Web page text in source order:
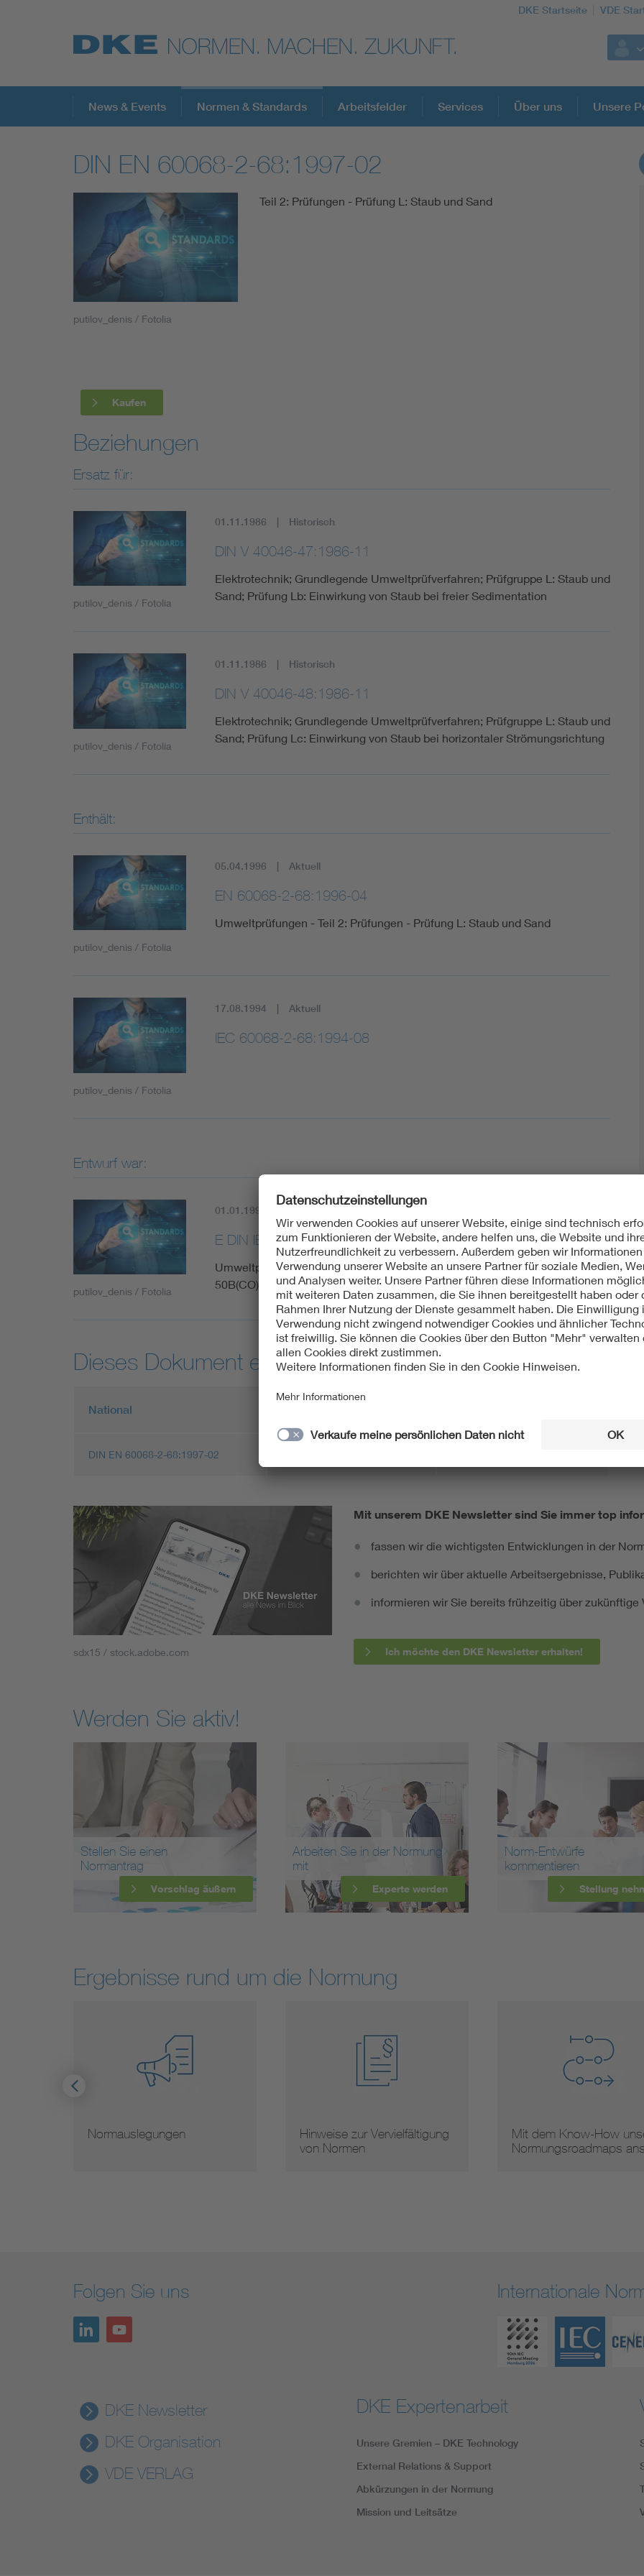
DKE Startseite VDE
Top-Themen
VDE Fokusthemen
Digital Security
Energy
Mobility
Smart Cities
DKE Fachinformationen im Kontext der
Blitzschutz: DIN EN 62305 in der Übersicht
News & Events Normen & Standards Arbeitsfelder Services Über uns Unsere
DIN EN 60068-2-68:1997-02
putilov_denis / Fotolia
Teil 2: Prüfungen - Prüfung L: Staub und Sand
Kaufen
Beziehungen
Ersatz für:
putilov_denis / Fotolia
01.11.1986 Historisch
DIN V 40046-47:1986-11
Elektrotechnik; Grundlegende Umweltprüfverfahren; Prüfgruppe L: Staub und
Sand; Prüfung Lb: Einwirkung von Staub bei freier Sedimentation
putilov_denis / Fotolia
01.11.1986 Historisch
DIN V 40046-48:1986-11
Elektrotechnik; Grundlegende Umweltprüfverfahren; Prüfgruppe L: Staub und
Sand; Prüfung Lc: Einwirkung von Staub bei horizontaler Strömungsrichtung
Enthält:
putilov_denis / Fotolia
05.04.1996 Aktuell
EN 60068-2-68:1996-04
Umweltprüfungen - Teil 2: Prüfungen - Prüfung L: Staub und Sand
putilov_denis / Fotolia
17.08.1994 Aktuell
IEC 60068-2-68:1994-08
Entwurf war:
putilov_denis / Fotolia
01.01.1993
E DIN IEC 50B(CO)334:1993-01
Umweltprüfungen; Prüfgruppe L: Staub und Sand; Identisch mit IEC
50B(CO)334
Dieses Dokument entspricht:
National
DIN EN 60068-2-68:1997-02
sdx15 / stock.adobe.com
Mit unserem DKE Newsletter sind Sie immer top
fassen wir die wichtigsten Entwicklungen in der
berichten wir über aktuelle Arbeitsergebnisse,
informieren wir Sie bereits frühzeitig über zukünftige
Ich möchte den DKE Newsletter erhalten!
Werden Sie aktiv!
Stellen Sie einen
Normantrag
Vorschlag äußern
Arbeiten Sie in der Normung
mit
Experte werden
Norm-Entwürfe
kommentieren
Stellung
Ergebnisse rund um die Normung
Normauslegungen
Hinweise zur Vervielfältigung
von Normen
Mit dem Know-How
Normungsroadmaps
Folgen Sie uns Internationale
DKE Newsletter
DKE Organisation
VDE VERLAG
DKE Expertenarbeit
Unsere Gremien – DKE Technology
External Relations & Support
Abkürzungen in der Normung
Mission und Leitsätze